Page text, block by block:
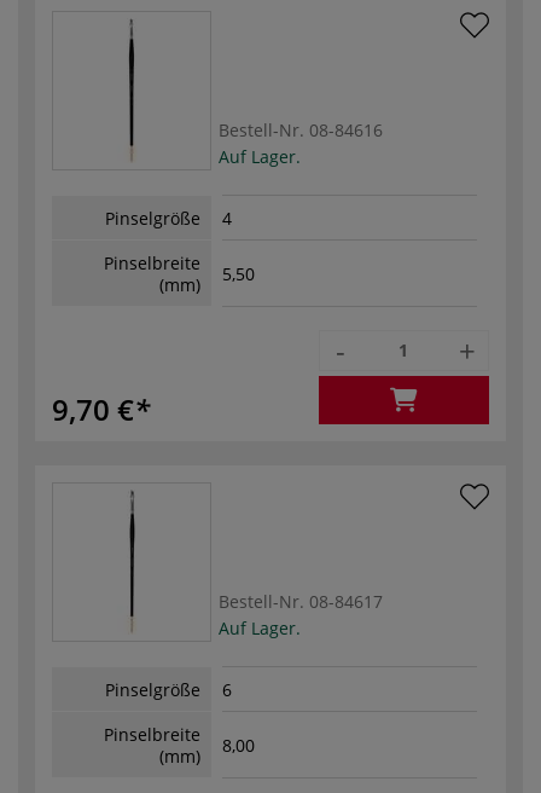
Bestell-Nr. 08-84616
Auf Lager.
Pinselgröße
4
Pinselbreite
(mm)
5,50
9,70 €
- +
Bestell-Nr. 08-84617
Auf Lager.
Pinselgröße
6
Pinselbreite
(mm)
8,00